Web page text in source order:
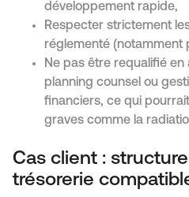
développement rapide,
Respecter strictement
réglementé (notamment
Ne pas être requalifié en
planning counsel ou
financiers, ce qui
graves comme la
Cas client :
trésorerie